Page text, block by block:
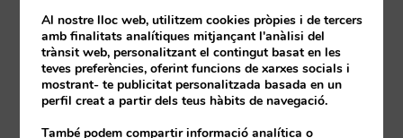
Al nostre lloc web, utilitzem cookies pròpies i de tercers
amb finalitats analítiques mitjançant l'anàlisi del
trànsit web, personalitzant el contingut basat en les
teves preferències, oferint funcions de xarxes socials i
mostrant- te publicitat personalitzada basada en un
perfil creat a partir dels teus hàbits de navegació.
També podem compartir informació analítica o